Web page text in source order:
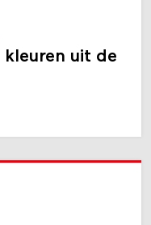
uit de